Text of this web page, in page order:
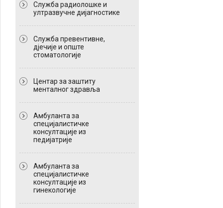
Служба радиолошке и
ултразвучне дијагностике
Служба превентивне,
дјечије и опште
стоматологије
Центар за заштиту
менталног здравља
Амбуланта за
специјалистичке
консултације из
педијатрије
Амбуланта за
специјалистичке
консултације из
гинекологије